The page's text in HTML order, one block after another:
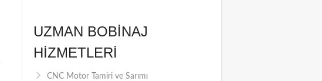
UZMAN BOBINAJ
HIZMETLERI
CNC Motor Tamiri ve Sarımı